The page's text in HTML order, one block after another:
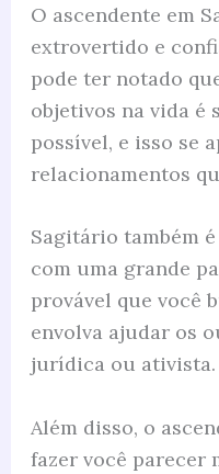
O ascendente em
extrovertido e
pode ter notado
objetivos na vida é
possível, e isso se
relacionamentos
Sagitário também
com uma grande
provável que você
envolva ajudar os
jurídica ou ativista.
Além disso, o
fazer você parecer